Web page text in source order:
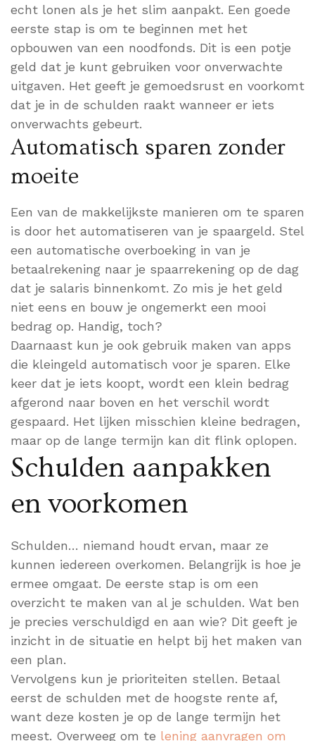
echt lonen als je het slim aanpakt. Een goede
eerste stap is om te beginnen met het
opbouwen van een noodfonds. Dit is een potje
geld dat je kunt gebruiken voor onverwachte
uitgaven. Het geeft je gemoedsrust en voorkomt
dat je in de schulden raakt wanneer er iets
onverwachts gebeurt.
Automatisch sparen zonder
moeite
Een van de makkelijkste manieren om te sparen
is door het automatiseren van je spaargeld. Stel
een automatische overboeking in van je
betaalrekening naar je spaarrekening op de dag
dat je salaris binnenkomt. Zo mis je het geld
niet eens en bouw je ongemerkt een mooi
bedrag op. Handig, toch?
Daarnaast kun je ook gebruik maken van apps
die kleingeld automatisch voor je sparen. Elke
keer dat je iets koopt, wordt een klein bedrag
afgerond naar boven en het verschil wordt
gespaard. Het lijken misschien kleine bedragen,
maar op de lange termijn kan dit flink oplopen.
Schulden aanpakken
en voorkomen
Schulden… niemand houdt ervan, maar ze
kunnen iedereen overkomen. Belangrijk is hoe je
ermee omgaat. De eerste stap is om een
overzicht te maken van al je schulden. Wat ben
je precies verschuldigd en aan wie? Dit geeft je
inzicht in de situatie en helpt bij het maken van
een plan.
Vervolgens kun je prioriteiten stellen. Betaal
eerst de schulden met de hoogste rente af,
want deze kosten je op de lange termijn het
meest. Overweeg om te lening aanvragen om